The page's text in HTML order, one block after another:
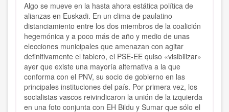
Algo se mueve en la hasta ahora estática política de
alianzas en Euskadi. En un clima de paulatino
distanciamiento entre los dos miembros de la coalición
hegemónica y a poco más de año y medio de unas
elecciones municipales que amenazan con agitar
definitivamente el tablero, el PSE-EE quiso «visibilizar»
ayer que existe una mayoría alternativa a la que
conforma con el PNV, su socio de gobierno en las
principales instituciones del país. Por primera vez, los
socialistas vascos reivindicaron la unión de la izquierda
en una foto conjunta con EH Bildu y Sumar que sólo el